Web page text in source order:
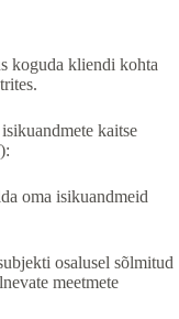
koguda kliendi kohta
kaitse
oma isikuandmeid
osalusel sõlmitud
meetmete